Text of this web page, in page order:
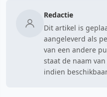
Redactie
Dit artikel is
aangeleverd als
van een andere
staat de naam
indien